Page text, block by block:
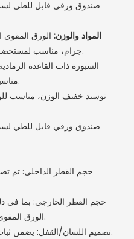
المواد والوزن:
جرام، مناسب لمستحضرات التجميل والمنتجات الإلكترونية).
مناسبة للأغذية والمواد الكيميائية اليومية).
حجم القطر الداخلي: تم
حجم القطر الخارجي: بما
الورق المقوى الأبيض 300 جرام حوالي 0.3 مم).
تصميم اللسان/القفل: يضمن ثبات الصندوق ويمنعه من الفتح بسهولة.